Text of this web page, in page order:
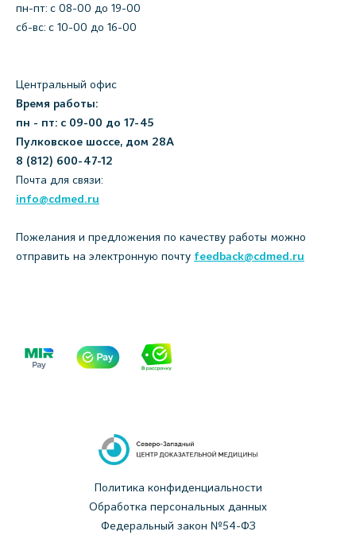
пн-пт: c 08-00 до 19-00
сб-вс: с 10-00 до 16-00
Центральный офис
Время работы:
пн - пт: с 09-00 до 17-45
Пулковское шоссе, дом 28А
8 (812) 600-47-12
Почта для связи:
info@cdmed.ru
Пожелания и предложения по качеству работы можно
отправить на электронную почту feedback@cdmed.ru
Политика конфиденциальности
Обработка персональных данных
Федеральный закон №54-ФЗ